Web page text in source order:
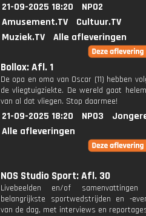
21-09-2025 18:20
NPO2
Amusement.TV
Cultuur.TV
Muziek.TV
Alle afleveringen
Bollox: Afl. 1
De opa en oma van Oscar (11) hebben
de vliegtuigziekte. De wereld gaat
van al dat vliegen. Stop daarmee!
21-09-2025 18:20 NPO3
Alle afleveringen
NOS Studio Sport: Afl. 30
Livebeelden en/of
belangrijkste sportwedstrijden en -
van de dag, met interviews en